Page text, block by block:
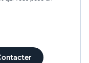
âgées ainsi que